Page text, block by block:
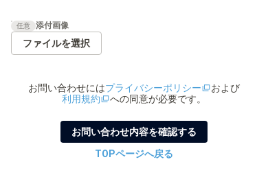
任意 添付画像
ファイルを選択
お問い合わせにはプライバシーポリシー
および
利用規約
への同意が必要です。
お問い合わせ内容を確認する
TOPページへ戻る